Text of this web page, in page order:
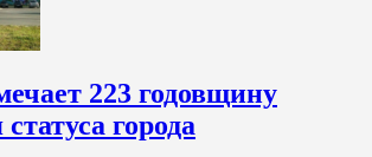
223 годовщину
города